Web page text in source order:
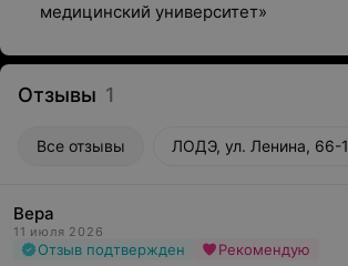
медицинский университет»
Отзывы 1
Все отзывы ЛОДЭ, ул. Ленина, 66-1
Вера
11 июля 2026
Отзыв подтвержден Рекомендую